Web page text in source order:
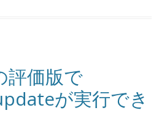
価版で
が実行でき